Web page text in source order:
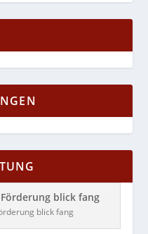
blick fang